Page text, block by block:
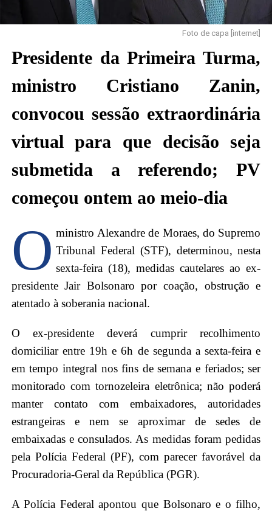
Foto de capa [internet]
Presidente da Primeira Turma,
ministro Cristiano Zanin,
convocou sessão extraordinária
virtual para que decisão seja
submetida a referendo; PV
começou ontem ao meio-dia
O ministro Alexandre de Moraes, do Supremo
Tribunal Federal (STF), determinou, nesta
sexta-feira (18), medidas cautelares ao ex-
presidente Jair Bolsonaro por coação, obstrução e
atentado à soberania nacional.
O ex-presidente deverá cumprir recolhimento
domiciliar entre 19h e 6h de segunda a sexta-feira e
em tempo integral nos fins de semana e feriados; ser
monitorado com tornozeleira eletrônica; não poderá
manter contato com embaixadores, autoridades
estrangeiras e nem se aproximar de sedes de
embaixadas e consulados. As medidas foram pedidas
pela Polícia Federal (PF), com parecer favorável da
Procuradoria-Geral da República (PGR).
A Polícia Federal apontou que Bolsonaro e o filho,